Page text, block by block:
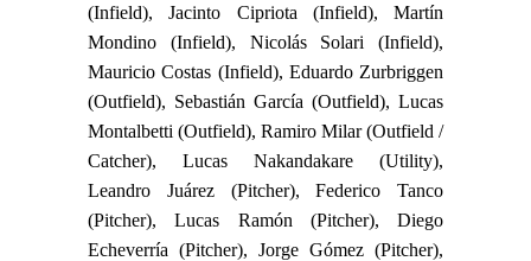
(Infield), Jacinto Cipriota (Infield), Martín
Mondino (Infield), Nicolás Solari (Infield),
Mauricio Costas (Infield), Eduardo Zurbriggen
(Outfield), Sebastián García (Outfield), Lucas
Montalbetti (Outfield), Ramiro Milar (Outfield /
Catcher), Lucas Nakandakare (Utility),
Leandro Juárez (Pitcher), Federico Tanco
(Pitcher), Lucas Ramón (Pitcher), Diego
Echeverría (Pitcher), Jorge Gómez (Pitcher),